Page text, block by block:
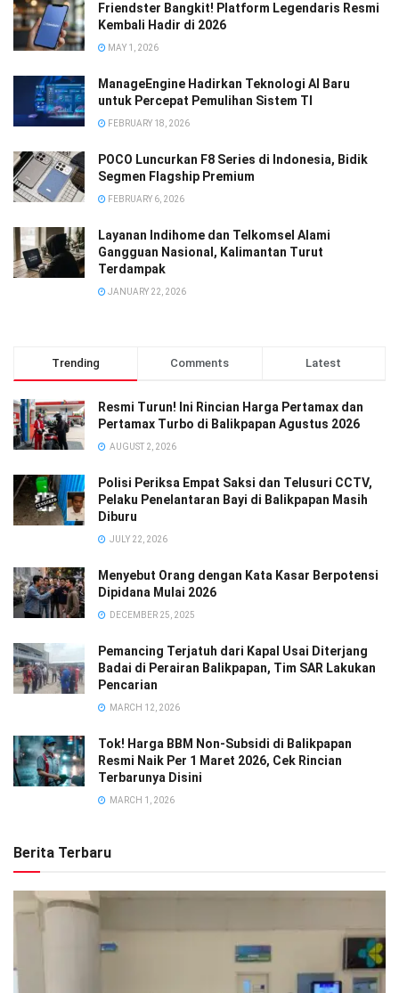
Friendster Bangkit! Platform Legendaris Resmi
Kembali Hadir di 2026
MAY 1, 2026
ManageEngine Hadirkan Teknologi AI Baru
untuk Percepat Pemulihan Sistem TI
FEBRUARY 18, 2026
POCO Luncurkan F8 Series di Indonesia, Bidik
Segmen Flagship Premium
FEBRUARY 6, 2026
Layanan Indihome dan Telkomsel Alami
Gangguan Nasional, Kalimantan Turut
Terdampak
JANUARY 22, 2026
Trending Comments Latest
Resmi Turun! Ini Rincian Harga Pertamax dan
Pertamax Turbo di Balikpapan Agustus 2026
AUGUST 2, 2026
Polisi Periksa Empat Saksi dan Telusuri CCTV,
Pelaku Penelantaran Bayi di Balikpapan Masih
Diburu
JULY 22, 2026
Menyebut Orang dengan Kata Kasar Berpotensi
Dipidana Mulai 2026
DECEMBER 25, 2025
Pemancing Terjatuh dari Kapal Usai Diterjang
Badai di Perairan Balikpapan, Tim SAR Lakukan
Pencarian
MARCH 12, 2026
Tok! Harga BBM Non-Subsidi di Balikpapan
Resmi Naik Per 1 Maret 2026, Cek Rincian
Terbarunya Disini
MARCH 1, 2026
Berita Terbaru